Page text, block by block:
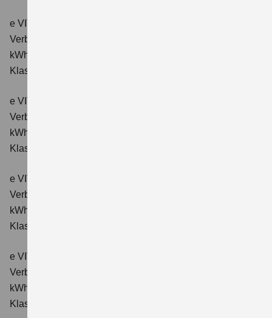
e VITARA eAxle Comfort (61 kWh-Batterie)
Verbrauchswerte: Energieverbrauch kombiniert: 15,1
kWh/100km; CO₂-Emissionen kombiniert: 0 g/km; CO₂-
Klasse: A.
e VITARA eAxle ALLGRIP-e Comfort (61 kWh-Batterie)
Verbrauchswerte: Energieverbrauch kombiniert: 16,6
kWh/100km; CO₂-Emissionen kombiniert: 0 g/km; CO₂-
Klasse: A.
e VITARA eAxle Comfort+ (61 kWh-Batterie)
Verbrauchswerte: Energieverbrauch kombiniert: 15,1
kWh/100km; CO₂-Emissionen kombiniert: 0 g/km; CO₂-
Klasse: A.
e VITARA eAxle ALLGRIP-e Comfort+ (61 kWh-Batterie)
Verbrauchswerte: Energieverbrauch kombiniert: 16,6
kWh/100 km; CO₂-Emissionen kombiniert: 0 g/km; CO₂-
Klasse: A.